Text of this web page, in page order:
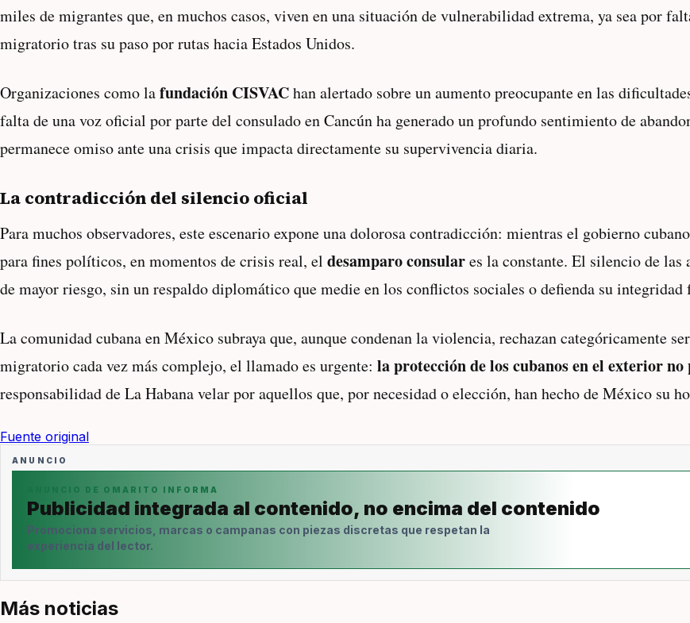
miles de migrantes que, en muchos casos, viven en una situación de vulnerabilidad extrema, ya sea por
migratorio tras su paso por rutas hacia Estados Unidos.
Organizaciones como lafundación CISVAChan alertado sobre un aumento preocupante en las
falta de una voz oficial por parte del consulado en Cancún ha generado un profundo sentimiento de
permanece omiso ante una crisis que impacta directamente su supervivencia diaria.
La contradicción del silencio oficial
Para muchos observadores, este escenario expone una dolorosa contradicción: mientras el gobierno
para fines políticos, en momentos de crisis real, el desamparo consulares la constante. El silencio de
de mayor riesgo, sin un respaldo diplomático que medie en los conflictos sociales o defienda su integridad
La comunidad cubana en México subraya que, aunque condenan la violencia, rechazan categóricamente
migratorio cada vez más complejo, el llamado es urgente: la protección de los cubanos en el exterior
responsabilidad de La Habana velar por aquellos que, por necesidad o elección, han hecho de México su
Fuente original
ANUNCIO
ANUNCIO DE OMARITO INFORMA
Publicidad integrada al contenido, no encima del contenido
Promociona servicios, marcas o campanas con piezas discretas que respetan la
experiencia del lector.
Más noticias